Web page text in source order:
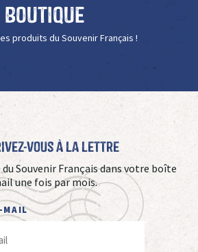
Boutique
produits du Souvenir Français !
vous à La Lettre
Souvenir Français dans votre boîte
une fois par mois.
MAIL